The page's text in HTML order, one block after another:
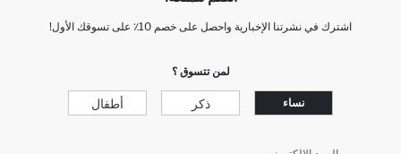
اشترك في نشرتنا الإخبارية واحصل على خصم 10٪ على تسوقك الأول!
لمن تتسوق ؟
نساء ذكر أطفال